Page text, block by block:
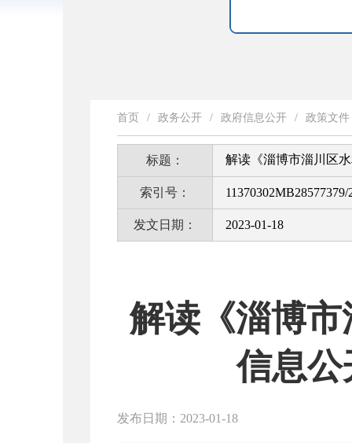
首页 / 政务公开 / 政府信息公开 / 政策文件
标题： 解读《淄博市淄川区
索引号： 11370302MB28577379/
发文日期： 2023-01-18
解读《淄博
信息
发布日期：2023-01-18